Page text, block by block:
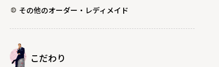
その他のオーダー・レディメイド
こだわり